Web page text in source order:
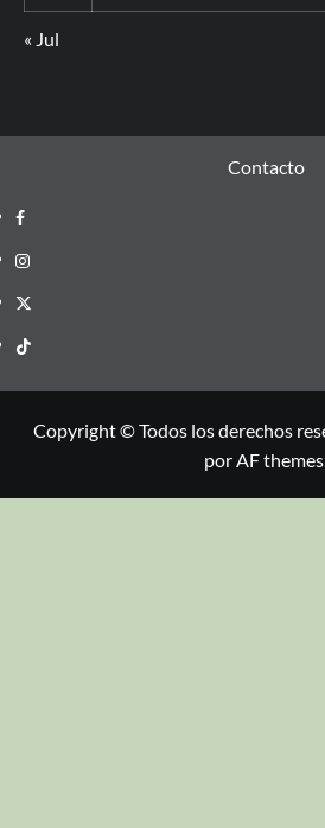
« Jul
Contacto
Copyright © Todos los derechos
por AF